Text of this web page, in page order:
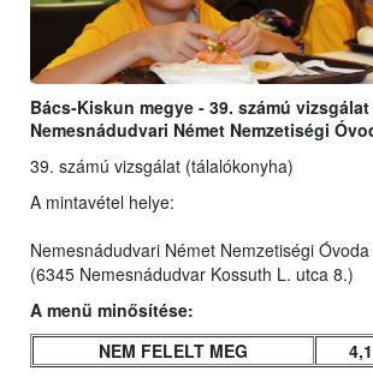
Bács-Kiskun megye - 39. számú vizsgálat
Nemesnádudvari Német Nemzetiségi
39. számú vizsgálat (tálalókonyha)
A mintavétel helye:
Nemesnádudvari Német Nemzetiségi
(6345 Nemesnádudvar Kossuth L. utca 8.)
A menü minősítése:
NEM FELELT MEG